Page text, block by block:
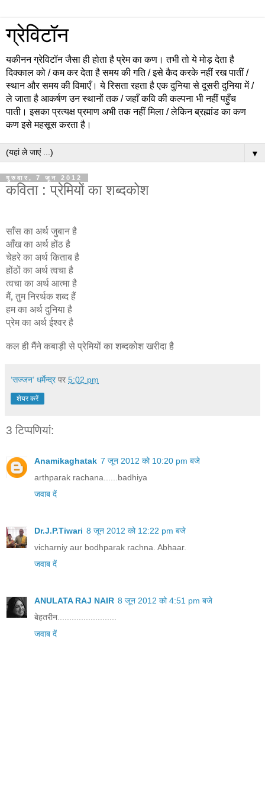
ग्रेविटॉन
यकीनन ग्रेविटॉन जैसा ही होता है प्रेम का कण। तभी तो ये मोड़ देता है
दिक्काल को / कम कर देता है समय की गति / इसे कैद करके नहीं रख पातीं /
स्थान और समय की विमाएँ। ये रिसता रहता है एक दुनिया से दूसरी दुनिया में /
ले जाता है आकर्षण उन स्थानों तक / जहाँ कवि की कल्पना भी नहीं पहुँच
पाती। इसका प्रत्यक्ष प्रमाण अभी तक नहीं मिला / लेकिन ब्रह्मांड का कण
कण इसे महसूस करता है।
▼
गुरुवार, 7 जून 2012
कविता : प्रेमियों का शब्दकोश
साँस का अर्थ जुबान है
आँख का अर्थ होंठ है
चेहरे का अर्थ किताब है
होंठों का अर्थ त्वचा है
त्वचा का अर्थ आत्मा है
मैं, तुम निरर्थक शब्द हैं
हम का अर्थ दुनिया है
प्रेम का अर्थ ईश्वर है
कल ही मैंने कबाड़ी से प्रेमियों का शब्दकोश खरीदा है
‘सज्जन’ धर्मेन्द्र पर 5:02 pm
शेयर करें
3 टिप्‍पणियां:
Anamikaghatak 7 जून 2012 को 10:20 pm बजे
arthparak rachana......badhiya
जवाब दें
Dr.J.P.Tiwari 8 जून 2012 को 12:22 pm बजे
vicharniy aur bodhparak rachna. Abhaar.
जवाब दें
ANULATA RAJ NAIR 8 जून 2012 को 4:51 pm बजे
बेहतरीन.........................
जवाब दें